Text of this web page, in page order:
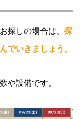
探しの場合は、 探
でいきましょう。
や設備です。